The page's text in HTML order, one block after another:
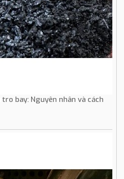
bay: Nguyên nhân và cách